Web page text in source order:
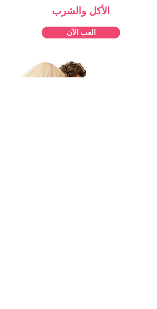
الأكل والشرب
العب الآن